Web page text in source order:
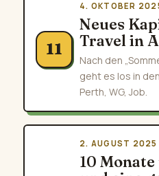
11
4. OKTOBER
Neues
Travel in
Nach den
geht es los in
Perth, WG, Job.
2. AUGUST 2025
10